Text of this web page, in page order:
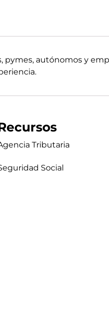
pymes, autónomos y
Tributaria
Social